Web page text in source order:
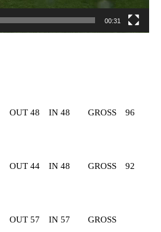
00:31
48 IN 48 GROSS 96
44 IN 48 GROSS 92
57 IN 57 GROSS